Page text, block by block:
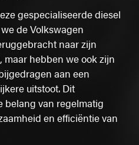
gespecialiseerde diesel
de Volkswagen
naar zijn
hebben we ook zijn
aan een
uitstoot. Dit
belang van regelmatig
en efficiëntie van